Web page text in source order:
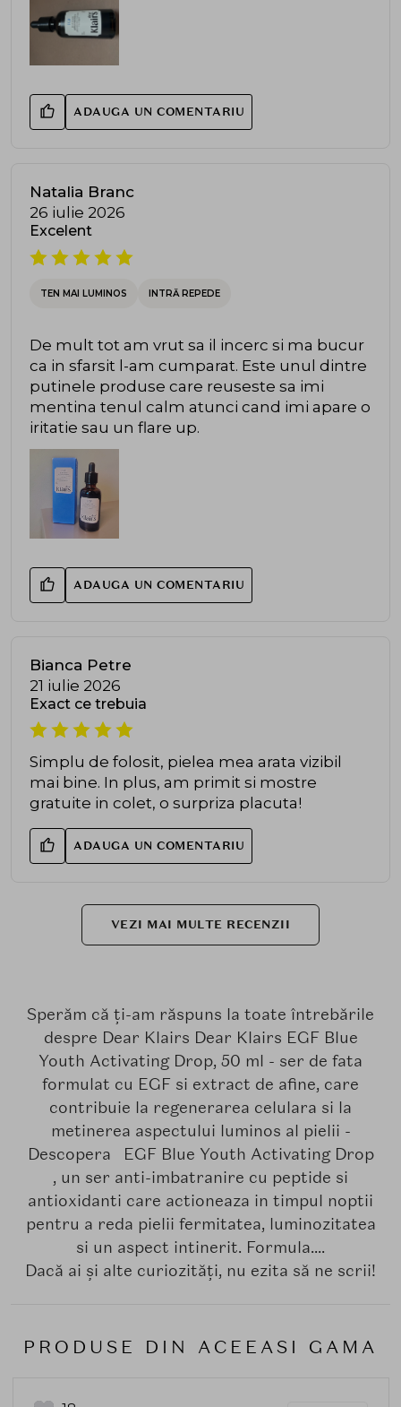
ADAUGA UN COMENTARIU
Natalia Branc
26 iulie 2026
Excelent
TEN MAI LUMINOS INTRĂ REPEDE
De mult tot am vrut sa il incerc si ma bucur
ca in sfarsit l-am cumparat. Este unul dintre
putinele produse care reuseste sa imi
mentina tenul calm atunci cand imi apare o
iritatie sau un flare up.
ADAUGA UN COMENTARIU
Bianca Petre
21 iulie 2026
Exact ce trebuia
Simplu de folosit, pielea mea arata vizibil
mai bine. In plus, am primit si mostre
gratuite in colet, o surpriza placuta!
ADAUGA UN COMENTARIU
VEZI MAI MULTE RECENZII
Sperăm că ți-am răspuns la toate întrebările
despre Dear Klairs Dear Klairs EGF Blue
Youth Activating Drop, 50 ml - ser de fata
formulat cu EGF si extract de afine, care
contribuie la regenerarea celulara si la
metinerea aspectului luminos al pielii -
Descopera EGF Blue Youth Activating Drop
, un ser anti-imbatranire cu peptide si
antioxidanti care actioneaza in timpul noptii
pentru a reda pielii fermitatea, luminozitatea
si un aspect intinerit. Formula....
Dacă ai și alte curiozități, nu ezita să ne scrii!
PRODUSE DIN ACEEASI GAMA